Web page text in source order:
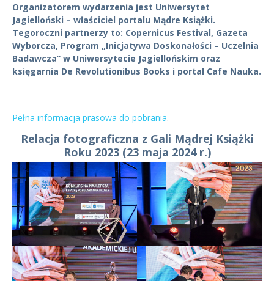
Organizatorem wydarzenia jest Uniwersytet
Jagielloński – właściciel portalu Mądre Książki.
Tegoroczni partnerzy to: Copernicus Festival, Gazeta
Wyborcza, Program „Inicjatywa Doskonałości – Uczelnia
Badawcza” w Uniwersytecie Jagiellońskim oraz
księgarnia De Revolutionibus Books i portal Cafe Nauka.
Pełna informacja prasowa do pobrania.
Relacja fotograficzna z Gali Mądrej Książki
Roku 2023 (23 maja 2024 r.)